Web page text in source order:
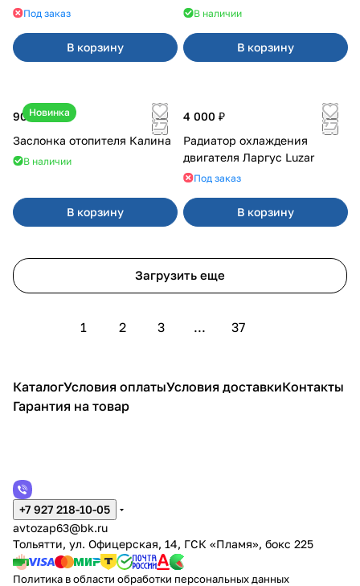
Под заказ
В корзину
В наличии
В корзину
Новинка
900 ₽
Заслонка отопителя Калина
В наличии
В корзину
4 000 ₽
Радиатор охлаждения
двигателя Ларгус Luzar
Под заказ
В корзину
Загрузить еще
1 2 3 ... 37
КаталогУсловия оплатыУсловия доставкиКонтакты
Гарантия на товар
+7 927 218-10-05
avtozap63@bk.ru
Тольятти, ул. Офицерская, 14, ГСК «Пламя», бокс 225
Политика в области обработки персональных данных